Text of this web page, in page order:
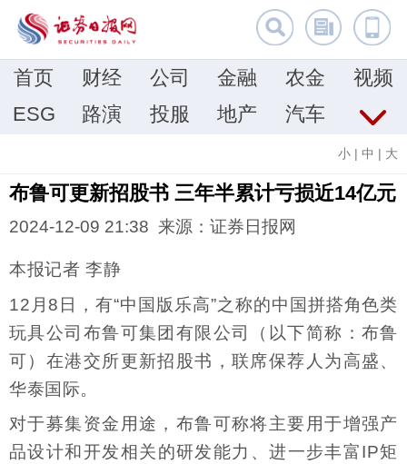
首页 财经 公司 金融 农金
视频
ESG
路演 投服 地产 汽车
小 | 中 | 大
布鲁可更新招股书 三年半累计亏损近14亿元
2024-12-09 21:38 来源：证券日报网
本报记者 李静
12月8日，有“中国版乐高”之称的中国拼搭角色类
玩具公司布鲁可集团有限公司（以下简称：布鲁
可）在港交所更新招股书，联席保荐人为高盛、
华泰国际。
对于募集资金用途，布鲁可称将主要用于增强产
品设计和开发相关的研发能力、进一步丰富IP矩